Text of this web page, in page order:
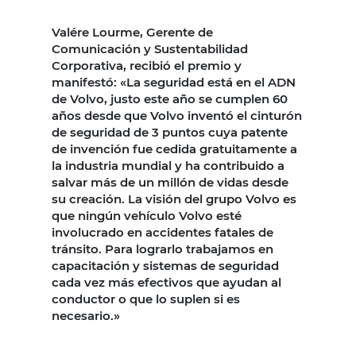
Valére Lourme, Gerente de
Comunicación y Sustentabilidad
Corporativa, recibió el premio y
manifestó: «La seguridad está en el ADN
de Volvo, justo este año se cumplen 60
años desde que Volvo inventó el cinturón
de seguridad de 3 puntos cuya patente
de invención fue cedida gratuitamente a
la industria mundial y ha contribuido a
salvar más de un millón de vidas desde
su creación. La visión del grupo Volvo es
que ningún vehículo Volvo esté
involucrado en accidentes fatales de
tránsito. Para lograrlo trabajamos en
capacitación y sistemas de seguridad
cada vez más efectivos que ayudan al
conductor o que lo suplen si es
necesario.»